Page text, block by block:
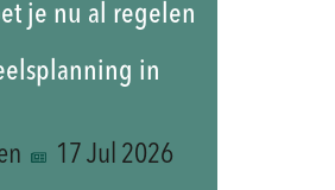
je nu al regelen
in
17 Jul 2026